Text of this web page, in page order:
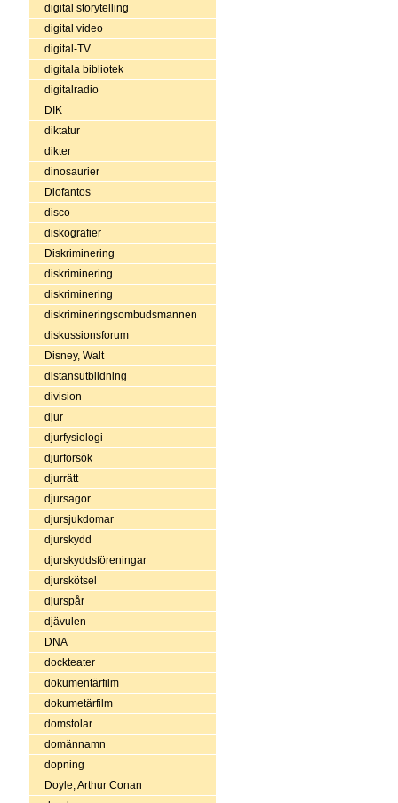
digital storytelling
digital video
digital-TV
digitala bibliotek
digitalradio
DIK
diktatur
dikter
dinosaurier
Diofantos
disco
diskografier
Diskriminering
diskriminering
diskriminering
diskrimineringsombudsmannen
diskussionsforum
Disney, Walt
distansutbildning
division
djur
djurfysiologi
djurförsök
djurrätt
djursagor
djursjukdomar
djurskydd
djurskyddsföreningar
djurskötsel
djurspår
djävulen
DNA
dockteater
dokumentärfilm
dokumetärfilm
domstolar
domännamn
dopning
Doyle, Arthur Conan